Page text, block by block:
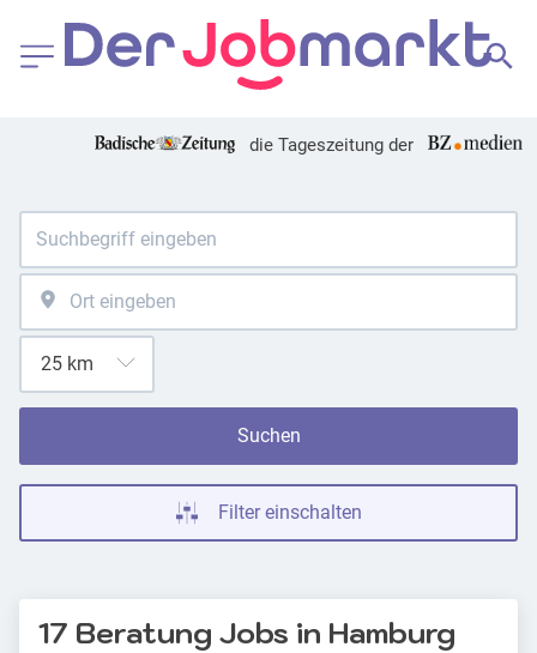
die Tageszeitung der
Suchen
Filter einschalten
17 Beratung Jobs in Hamburg